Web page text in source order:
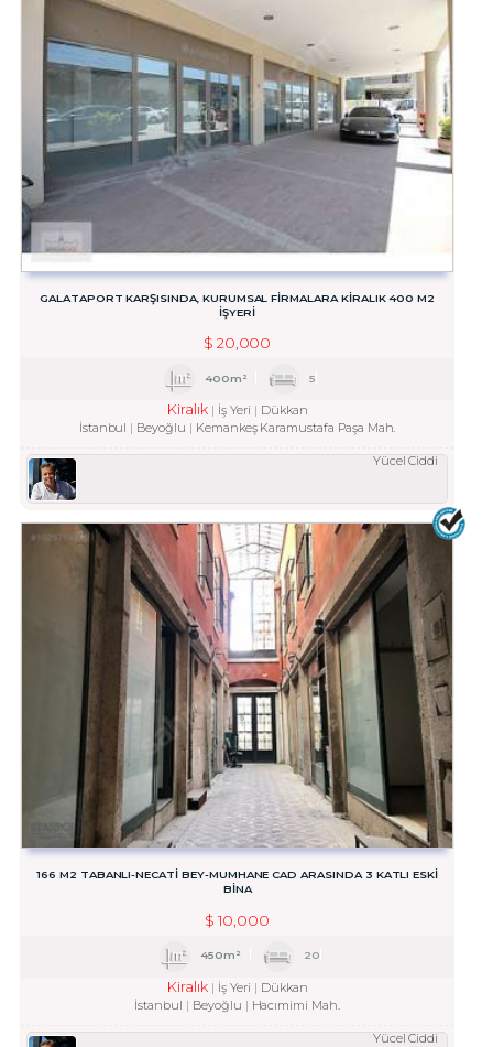
GALATAPORT KARŞISINDA, KURUMSAL FİRMALARA KİRALIK 400 M2
İŞYERİ
$ 20,000
400m² 5
Kiralık İş Yeri
Dükkan
İstanbul
Beyoğlu Kemankeş Karamustafa Paşa Mah.
Yücel Ciddi
166 M2 TABANLI-NECATİ BEY-MUMHANE CAD ARASINDA 3 KATLI ESKİ
BİNA
$ 10,000
450m² 20
Kiralık İş Yeri
Dükkan
İstanbul
Beyoğlu Hacımimi Mah.
Yücel Ciddi